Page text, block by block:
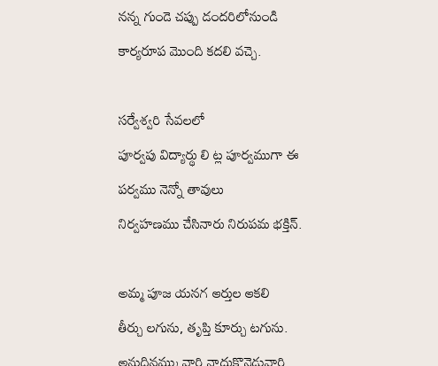
నన్న గుండె చప్పు డందరిలోనుండి
కార్యరూప మొంది కదలి వచ్చె.
సర్వేశ్వరి సేవలలో
పూర్వపు విద్యార్థు లి ట్ల పూర్వముగా ఈ
పర్వము నెన్నో తావులు
నిర్వహణము చేసినారు నిరుపమ భక్తిన్.
అమ్మ పూజ యనగ ఆర్తుల ఆకలి
తీర్చు లగును, తృప్తి కూర్చు టగును.